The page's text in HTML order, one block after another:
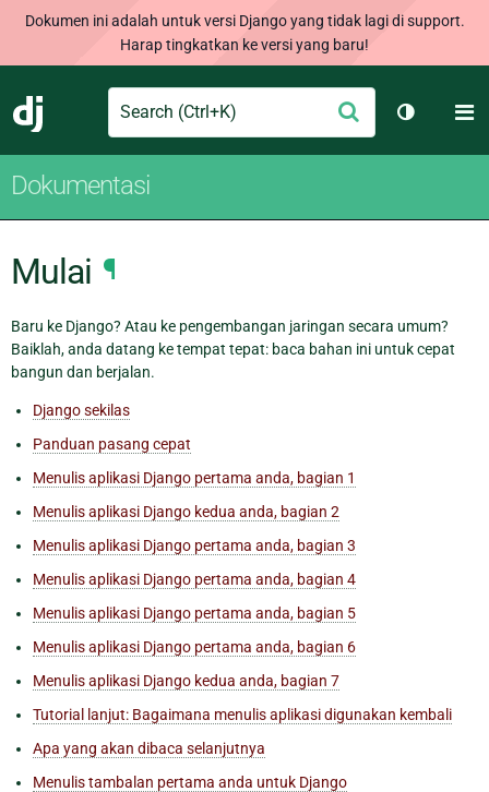
Dokumen ini adalah untuk versi Django yang tidak lagi di support.
Harap tingkatkan ke versi yang baru!
Django
Search Ajukan
Ganti
Dokumentasi
Mulai ¶
Baru ke Django? Atau ke pengembangan jaringan secara umum?
Baiklah, anda datang ke tempat tepat: baca bahan ini untuk cepat
bangun dan berjalan.
Django sekilas
Panduan pasang cepat
Menulis aplikasi Django pertama anda, bagian 1
Menulis aplikasi Django kedua anda, bagian 2
Menulis aplikasi Django pertama anda, bagian 3
Menulis aplikasi Django pertama anda, bagian 4
Menulis aplikasi Django pertama anda, bagian 5
Menulis aplikasi Django pertama anda, bagian 6
Menulis aplikasi Django kedua anda, bagian 7
Tutorial lanjut: Bagaimana menulis aplikasi digunakan kembali
Apa yang akan dibaca selanjutnya
Menulis tambalan pertama anda untuk Django